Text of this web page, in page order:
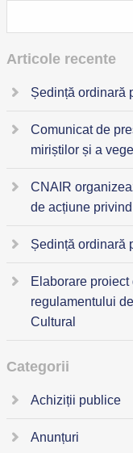
Articole recente
Ședință ordinară
Comunicat de
miriștilor și a
CNAIR
de acțiune
Ședință ordinară
Elaborare
regulamentului
Cultural
Categorii
Achiziții publice
Anunțuri